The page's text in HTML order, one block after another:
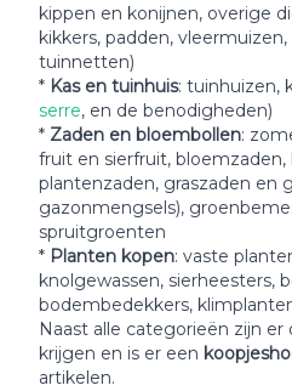
kippen en konijnen, overige
kikkers, padden, vleermuizen,
tuinnetten)
* Kas en tuinhuis: tuinhuizen,
serre, en de benodigheden)
* Zaden en bloembollen:
fruit en sierfruit, bloemzaden,
plantenzaden, graszaden en
gazonmengsels),
spruitgroenten
* Planten kopen: vaste
knolgewassen, sierheesters,
bodembedekkers,
Naast alle categorieën zijn er
krijgen en is er een
artikelen.